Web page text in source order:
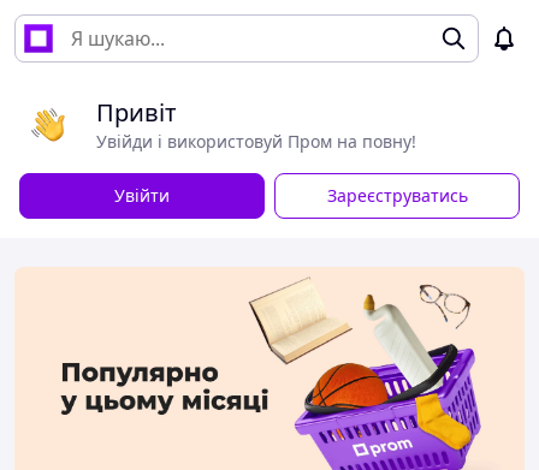
Привіт
Увійди і використовуй Пром на повну!
Увійти Зареєструватись